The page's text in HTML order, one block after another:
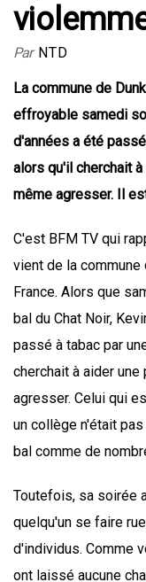
Par NTD
La commune de
effroyable samedi
d'années a été
alors qu'il cherchait
même agresser. Il
C'est BFM TV qui
vient de la commune
France. Alors que
bal du Chat Noir,
passé à tabac par
cherchait à aider
agresser. Celui qui
un collège n'était
bal comme de
Toutefois, sa soirée
quelqu'un se faire
d'individus. Comme
ont laissé aucune